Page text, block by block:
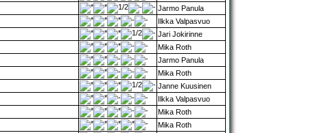
Jarmo Panula
Ilkka Valpasvuo
Jari Jokirinne
Mika Roth
Jarmo Panula
Mika Roth
Janne Kuusinen
Ilkka Valpasvuo
Mika Roth
Mika Roth